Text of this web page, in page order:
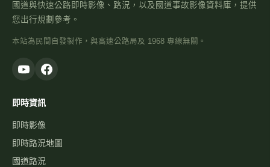
國道與快速公路即時影像、路況，以及國道事故影像資料庫，提供
您出行規劃參考。
本站為民間自發製作，與高速公路局及 1968 專線無關。
即時資訊
即時影像
即時路況地圖
國道路況